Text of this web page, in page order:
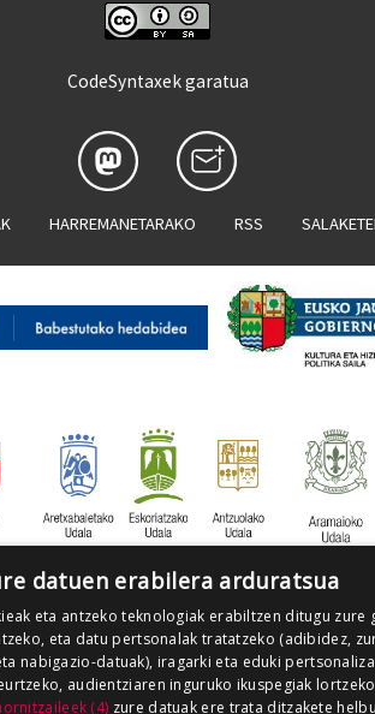
CodeSyntaxek garatua
HARREMANETARAKO RSS
datuen erabilera arduratsua
eta antzeko teknologiak erabiltzen ditugu zure
eta datu pertsonalak tratatzeko (adibidez,
nabigazio-datuak), iragarki eta eduki
audientziaren inguruko ikuspegiak
(4) zure datuak ere trata ditzakete